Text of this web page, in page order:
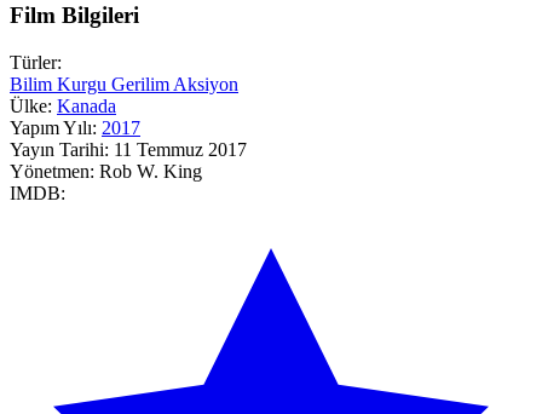
Film Bilgileri
Türler:
Bilim Kurgu Gerilim Aksiyon
Ülke: Kanada
Yapım Yılı: 2017
Yayın Tarihi: 11 Temmuz 2017
Yönetmen: Rob W. King
IMDB: